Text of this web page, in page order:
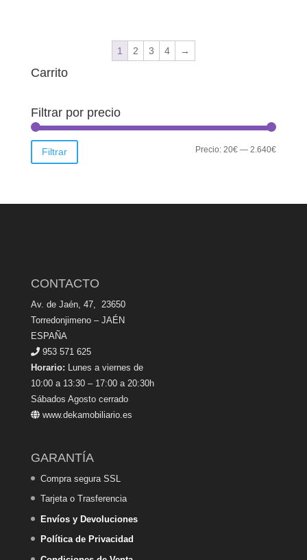
1 2 3 4 →
Carrito
Filtrar por precio
Precio
Precio
Filtrar Precio: 20€ — 2.640€
CONTACTO
Av. de Jaén, 47, 23650
Torredonjimeno – JAÉN
ESPAÑA
953 571 625
Horario: Lunes a viernes de
10:00 a 13:30 – 17:00 a 20:30h
Sábados Agosto cerrado
www.dekamobiliario.es
GARANTÍA
Compra segura SSL
Tarjeta o Trasferencia
Envíos y Devoluciones
Política de Privacidad